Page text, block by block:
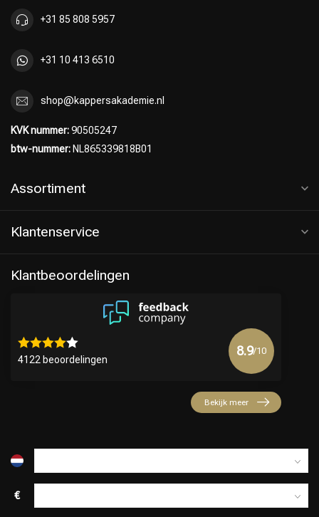
Keuze van onze Kappers
+31 85 808 5957
+31 10 413 6510
shop@kappersakademie.nl
KVK nummer:90505247
btw-nummer: NL865339818B01
Assortiment
Klantenservice
Klantbeoordelingen
4122 beoordelingen
8.9/10
Bekijk meer
€